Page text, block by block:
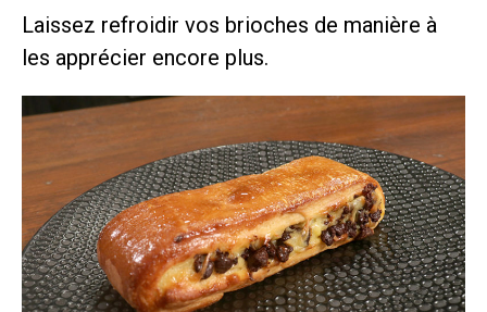
Laissez refroidir vos brioches de manière à
les apprécier encore plus.